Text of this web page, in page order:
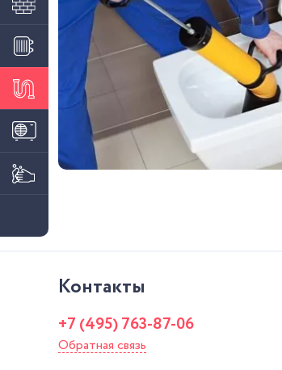
Контакты
+7 (495) 763-87-06
Обратная связь